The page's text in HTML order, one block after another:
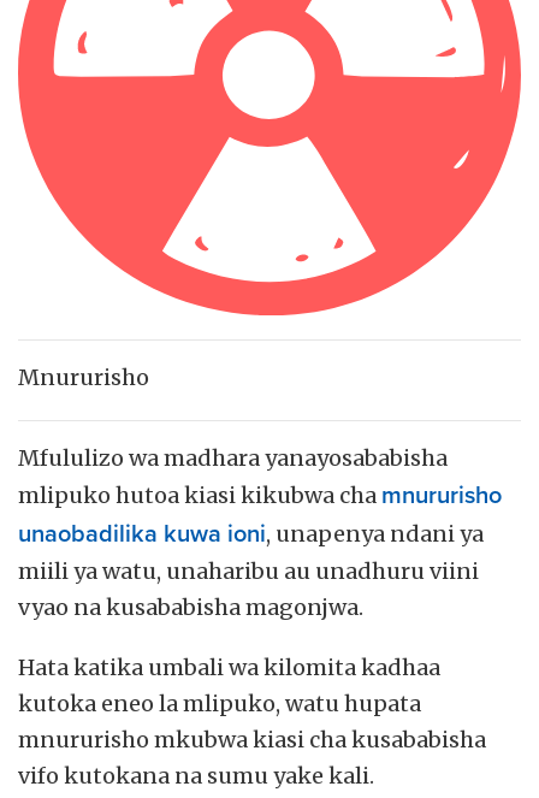
Mnururisho
Mfululizo wa madhara yanayosababisha
mlipuko hutoa kiasi kikubwa cha mnururisho
unaobadilika kuwa ioni, unapenya ndani ya
miili ya watu, unaharibu au unadhuru viini
vyao na kusababisha magonjwa.
Hata katika umbali wa kilomita kadhaa
kutoka eneo la mlipuko, watu hupata
mnururisho mkubwa kiasi cha kusababisha
vifo kutokana na sumu yake kali.